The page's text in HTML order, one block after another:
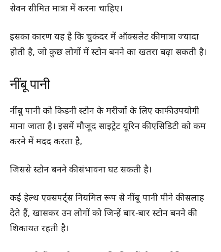
सेवन सीमित मात्रा में करना चाहिए।
इसका कारण यह है कि चुकंदर में ऑक्सलेट की मात्रा ज्यादा
होती है, जो कुछ लोगों में स्टोन बनने का खतरा बढ़ा सकती है।
नींबू पानी
नींबू पानी को किडनी स्टोन के मरीजों के लिए काफी उपयोगी
माना जाता है। इसमें मौजूद साइट्रेट यूरिन की एसिडिटी को कम
करने में मदद करता है,
जिससे स्टोन बनने की संभावना घट सकती है।
कई हेल्थ एक्सपर्ट्स नियमित रूप से नींबू पानी पीने की सलाह
देते हैं, खासकर उन लोगों को जिन्हें बार-बार स्टोन बनने की
शिकायत रहती है।